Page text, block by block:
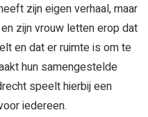
zijn eigen verhaal, maar
zijn vrouw letten erop dat
en dat er ruimte is om te
hun samengestelde
speelt hierbij een
iedereen.